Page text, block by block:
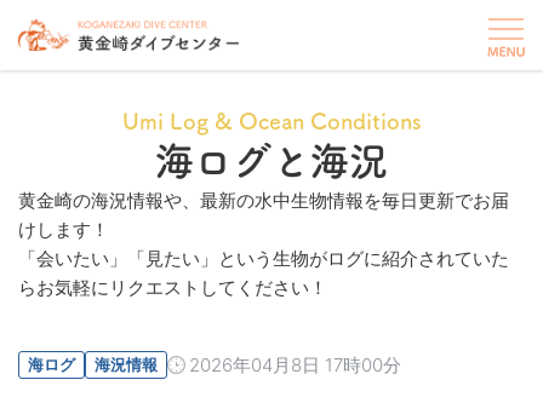
Umi Log & Ocean Conditions
海ログと海況
黄金崎の海況情報や、最新の水中生物情報を毎日更新でお届
けします！
「会いたい」「見たい」という生物がログに紹介されていた
らお気軽にリクエストしてください！
海ログ 海況情報 2026年04月8日 17時00分